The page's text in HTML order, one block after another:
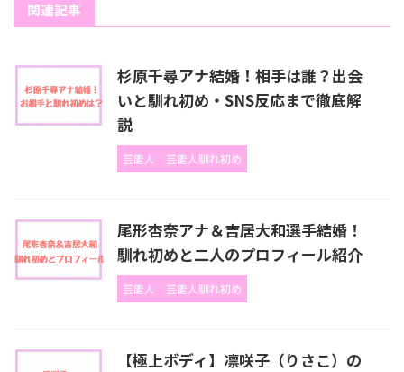
関連記事
杉原千尋アナ結婚！相手は誰？出会
いと馴れ初め・SNS反応まで徹底解
説
芸能人 芸能人馴れ初め
尾形杏奈アナ＆吉居大和選手結婚！
馴れ初めと二人のプロフィール紹介
芸能人 芸能人馴れ初め
【極上ボディ】凛咲子（りさこ）の